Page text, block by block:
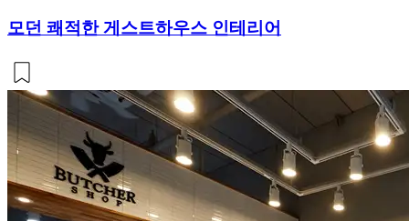
모던 쾌적한 게스트하우스 인테리어